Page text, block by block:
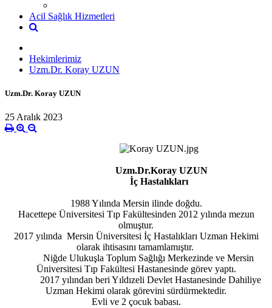
Acil Sağlık Hizmetleri
Hekimlerimiz
Uzm.Dr. Koray UZUN
Uzm.Dr. Koray UZUN
25 Aralık 2023
Uzm.Dr.Koray UZUN
İç Hastalıkları
1988 Yılında Mersin ilinde doğdu.
Hacettepe Üniversitesi Tıp Fakültesinden 2012 yılında mezun
olmuştur.
2017 yılında Mersin Üniversitesi İç Hastalıkları Uzman Hekimi
olarak ihtisasını tamamlamıştır.
Niğde Ulukuşla Toplum Sağlığı Merkezinde ve Mersin
Üniversitesi Tıp Fakültesi Hastanesinde görev yaptı.
2017 yılından beri Yıldızeli Devlet Hastanesinde Dahiliye
Uzman Hekimi olarak görevini sürdürmektedir.
Evli ve 2 çocuk babası.